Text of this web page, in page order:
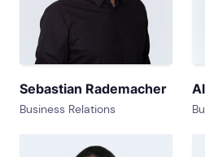
Sebastian Rademacher
Business Relations